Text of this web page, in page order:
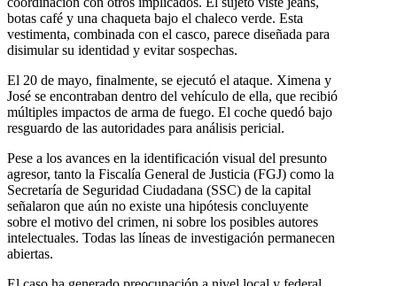
botas café y una chaqueta bajo el chaleco verde. Esta
vestimenta, combinada con el casco, parece diseñada para
disimular su identidad y evitar sospechas.
El 20 de mayo, finalmente, se ejecutó el ataque. Ximena y
José se encontraban dentro del vehículo de ella, que recibió
múltiples impactos de arma de fuego. El coche quedó bajo
resguardo de las autoridades para análisis pericial.
Pese a los avances en la identificación visual del presunto
agresor, tanto la Fiscalía General de Justicia (FGJ) como la
Secretaría de Seguridad Ciudadana (SSC) de la capital
señalaron que aún no existe una hipótesis concluyente
sobre el motivo del crimen, ni sobre los posibles autores
intelectuales. Todas las líneas de investigación permanecen
abiertas.